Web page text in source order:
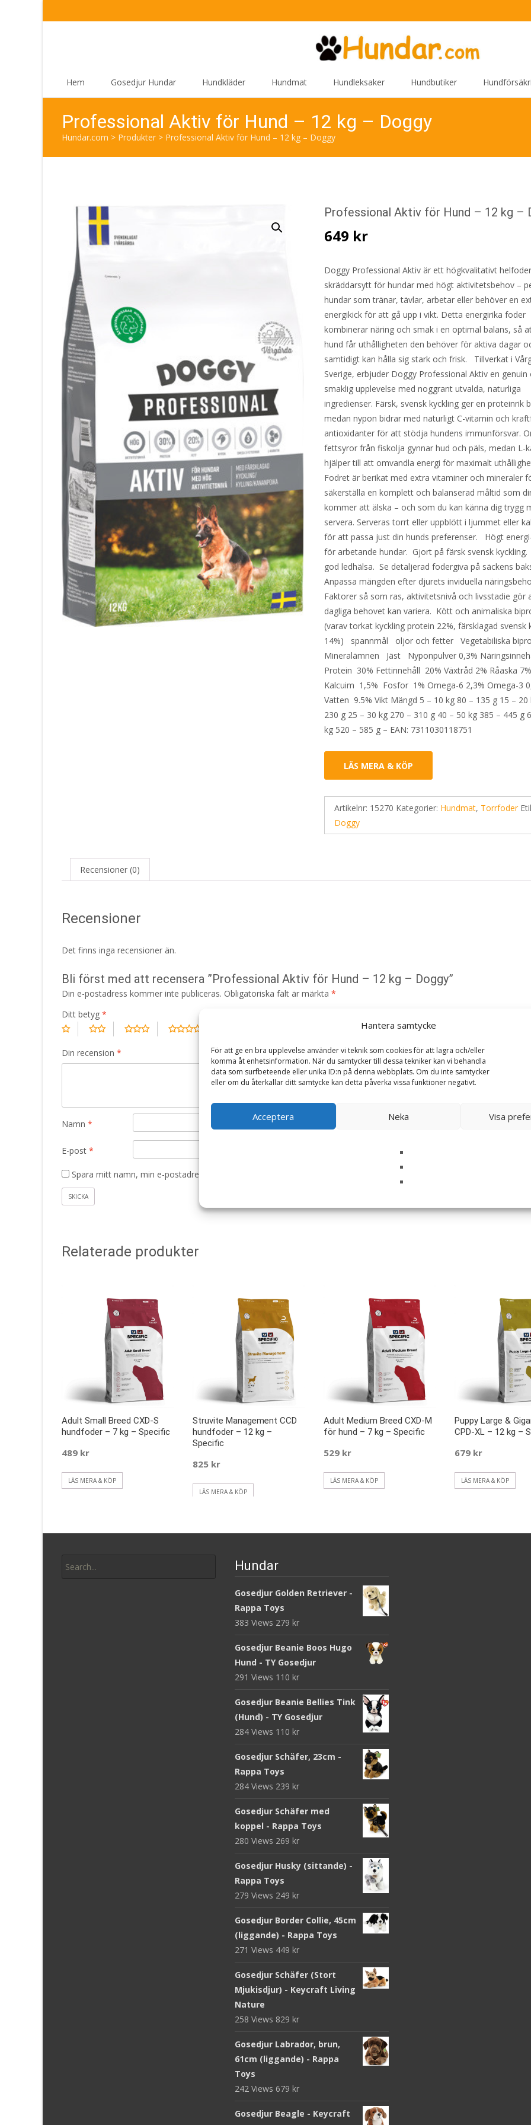
Hantera samtycke
För att ge en bra upplevelse använder vi teknik som cookies för att lagra och/eller
komma åt enhetsinformation. När du samtycker till dessa tekniker kan vi behandla
data som surfbeteende eller unika ID:n på denna webbplats. Om du inte samtycker
eller om du återkallar ditt samtycke kan detta påverka vissa funktioner negativt.
Acceptera Neka Visa
Hem Gosedjur Hundar Hundkläder Hundmat Hundleksaker Hundbutiker
Professional Aktiv för Hund – 12 kg – Doggy
Hundar.com > Produkter > Professional Aktiv för Hund – 12 kg – Doggy
Professional Aktiv för Hund – 12 kg –
649 kr
Doggy Professional Aktiv är ett högkvalitativt helfoder
skräddarsytt för hundar med högt aktivitetsbehov –
hundar som tränar, tävlar, arbetar eller behöver en
energikick för att gå upp i vikt. Detta energirika foder
kombinerar näring och smak i en optimal balans, så
hund får uthålligheten den behöver för aktiva dagar
samtidigt kan hålla sig stark och frisk. Tillverkat i
Sverige, erbjuder Doggy Professional Aktiv en genuin
smaklig upplevelse med noggrant utvalda, naturliga
ingredienser. Färsk, svensk kyckling ger en proteinrik
medan nypon bidrar med naturligt C-vitamin och
antioxidanter för att stödja hundens immunförsvar.
fettsyror från fiskolja gynnar hud och päls, medan L-
hjälper till att omvandla energi för maximalt
Fodret är berikat med extra vitaminer och mineraler
säkerställa en komplett och balanserad måltid som
kommer att älska – och som du kan känna dig trygg
servera. Serveras torrt eller uppblött i ljummet eller
för att passa just din hunds preferenser. Högt
för arbetande hundar. Gjort på färsk svensk
god ledhälsa. Se detaljerad fodergiva på säckens
Anpassa mängden efter djurets inviduella
Faktorer så som ras, aktivitetsnivå och livsstadie gör
dagliga behovet kan variera. Kött och animaliska
(varav torkat kyckling protein 22%, färsklagad svensk
14%) spannmål oljor och fetter Vegetabiliska
Mineralämnen Jäst Nyponpulver 0,3%
Protein 30% Fettinnehåll 20% Växtråd 2% Råaska 7%
Kalcuim 1,5% Fosfor 1% Omega-6 2,3% Omega-3
Vatten 9.5% Vikt Mängd 5 – 10 kg 80 – 135 g 15 – 20
230 g 25 – 30 kg 270 – 310 g 40 – 50 kg 385 – 445 g
kg 520 – 585 g – EAN: 7311030118751
LÄS MERA & KÖP
Artikelnr: 15270 Kategorier: Hundmat, Torrfoder
Doggy
Recensioner (0)
Recensioner
Det finns inga recensioner än.
Bli först med att recensera ”Professional Aktiv för Hund – 12 kg – Doggy”
Din e-postadress kommer inte publiceras. Obligatoriska fält är märkta *
Ditt betyg *
Din recension *
Namn *
E-post *
Spara mitt namn, min e-postadress och webbplats i denna webbläsare till nästa gång jag skriver en kommentar.
Relaterade produkter
Adult Small Breed CXD-S
hundfoder – 7 kg – Specific
489 kr
LÄS MERA & KÖP
Struvite Management CCD
hundfoder – 12 kg –
Specific
825 kr
LÄS MERA & KÖP
Adult Medium Breed CXD-M
för hund – 7 kg – Specific
529 kr
LÄS MERA & KÖP
Puppy Large &
CPD-XL – 12 kg –
679 kr
LÄS MERA & KÖP
for:
Hundar
Gosedjur Golden Retriever -
Rappa Toys
383 Views 279 kr
Gosedjur Beanie Boos Hugo
Hund - TY Gosedjur
291 Views 110 kr
Gosedjur Beanie Bellies Tink
(Hund) - TY Gosedjur
284 Views 110 kr
Gosedjur Schäfer, 23cm -
Rappa Toys
284 Views 239 kr
Gosedjur Schäfer med
koppel - Rappa Toys
280 Views 269 kr
Gosedjur Husky (sittande) -
Rappa Toys
279 Views 249 kr
Gosedjur Border Collie, 45cm
(liggande) - Rappa Toys
271 Views 449 kr
Gosedjur Schäfer (Stort
Mjukisdjur) - Keycraft Living
Nature
258 Views 829 kr
Gosedjur Labrador, brun,
61cm (liggande) - Rappa
Toys
242 Views 679 kr
Gosedjur Beagle - Keycraft